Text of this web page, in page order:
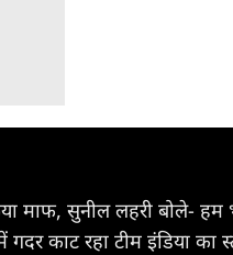
माफ, सुनील लहरी बोले- हम
गदर काट रहा टीम इंडिया का